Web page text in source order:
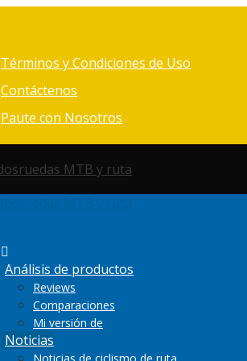
Términos y Condiciones de Uso
Contáctenos
Paute con Nosotros
Análisis de productos
Reviews
Comparaciones
Mi versión de
Noticias